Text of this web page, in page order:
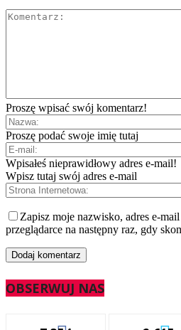
Proszę wpisać swój komentarz!
Proszę podać swoje imię tutaj
Wpisałeś nieprawidłowy adres e-mail!
Wpisz tutaj swój adres e-mail
Zapisz moje nazwisko, adres e-
przeglądarce na następny raz, gdy
OBSERWUJ NAS